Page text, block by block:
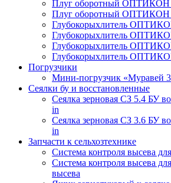
Плуг оборотный ОПТИКОН
Плуг оборотный ОПТИКОН
Глубокорыхлитель
Глубокорыхлитель
Глубокорыхлитель
Глубокорыхлитель
Погрузчики
Мини-погрузчик «Муравей
Сеялки бу и восстановленные
Сеялка зерновая СЗ 5.4 БУ
in
Сеялка зерновая СЗ 3.6 БУ
in
Запчасти к сельхозтехнике
Система контроля высева
Система контроля высева
высева